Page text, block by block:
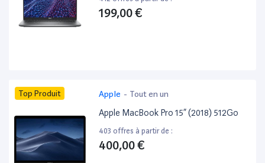
199,00 €
Top Produit Apple - Tout en un
Apple MacBook Pro 15” (2018) 512Go
403 offres à partir de :
400,00 €